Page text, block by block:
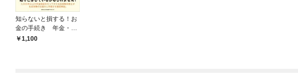
知らないと損する！お
金の手続き 年金・社
会保険・介護で困らな
1,100